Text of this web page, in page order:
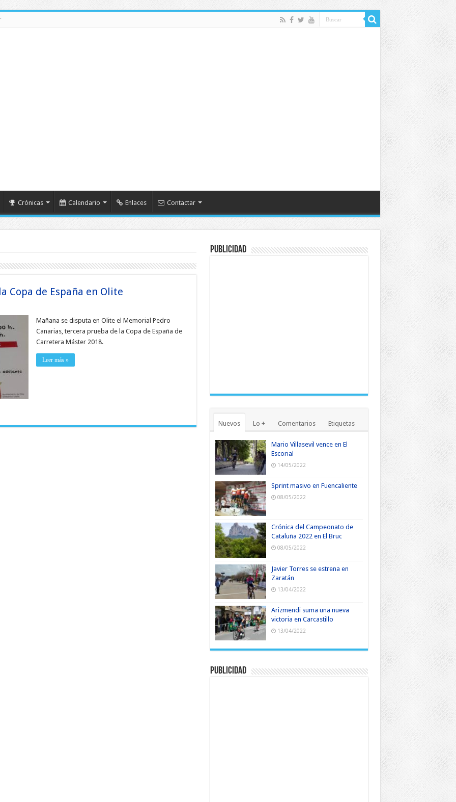
Crónicas Calendario Enlaces Contactar
Copa de España en Olite
Mañana se disputa en Olite el Memorial Pedro
Canarias, tercera prueba de la Copa de España de
Carretera Máster 2018.
Leer más »
Publicidad
Nuevos Lo + Comentarios Etiquetas
Mario Villasevil vence en El
Escorial
14/05/2022
Sprint masivo en Fuencaliente
08/05/2022
Crónica del Campeonato de
Cataluña 2022 en El Bruc
08/05/2022
Javier Torres se estrena en
Zaratán
13/04/2022
Arizmendi suma una nueva
victoria en Carcastillo
13/04/2022
Publicidad